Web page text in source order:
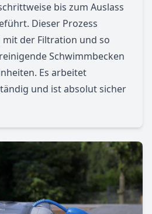
bis zum Auslass
Dieser Prozess
der Filtration und so
Schwimmbecken
Es arbeitet
und ist absolut sicher